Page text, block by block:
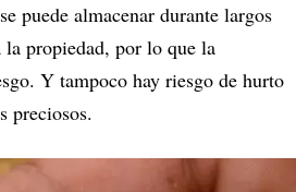
puede almacenar durante largos
la propiedad, por lo que la
Y tampoco hay riesgo de hurto
preciosos.